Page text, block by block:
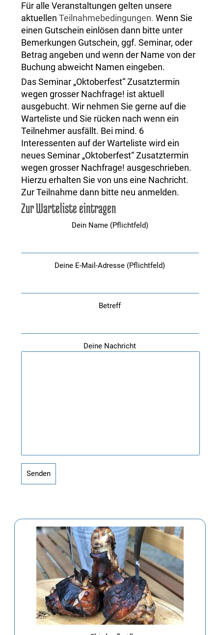
Für alle Veranstaltungen gelten unsere
aktuellen Teilnahmebedingungen. Wenn Sie
einen Gutschein einlösen dann bitte unter
Bemerkungen Gutschein, ggf. Seminar, oder
Betrag angeben und wenn der Name von der
Buchung abweicht Namen eingeben.
Das Seminar „Oktoberfest“ Zusatztermin
wegen grosser Nachfrage! ist aktuell
ausgebucht. Wir nehmen Sie gerne auf die
Warteliste und Sie rücken nach wenn ein
Teilnehmer ausfällt. Bei mind. 6
Interessenten auf der Warteliste wird ein
neues Seminar „Oktoberfest“ Zusatztermin
wegen grosser Nachfrage! ausgeschrieben.
Hierzu erhalten Sie von uns eine Nachricht.
Zur Teilnahme dann bitte neu anmelden.
Zur Warteliste eintragen
Dein Name (Pflichtfeld)
Deine E-Mail-Adresse (Pflichtfeld)
Betreff
Deine Nachricht